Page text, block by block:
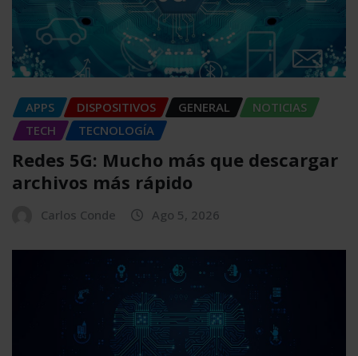
APPS DISPOSITIVOS GENERAL
NOTICIAS
TECH
TECNOLOGÍA
Redes 5G: Mucho más que descargar
archivos más rápido
Carlos Conde Ago 5, 2026